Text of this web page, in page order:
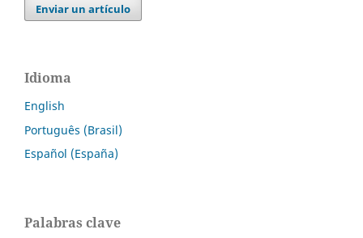
Enviar un artículo
Idioma
English
Português (Brasil)
Español (España)
Palabras clave